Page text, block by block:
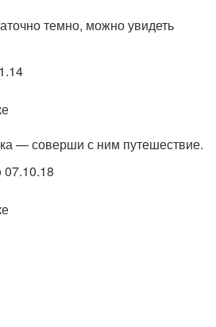
темно, можно увидеть
— соверши с ним путешествие.